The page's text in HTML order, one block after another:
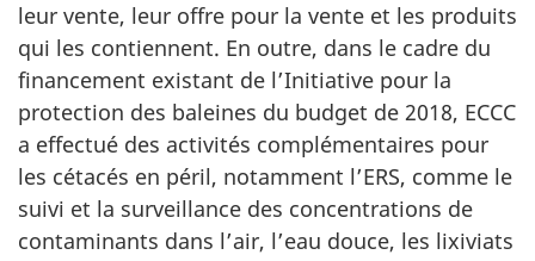
leur vente, leur offre pour la vente et les produits
qui les contiennent. En outre, dans le cadre du
financement existant de l’Initiative pour la
protection des baleines du budget de 2018, ECCC
a effectué des activités complémentaires pour
les cétacés en péril, notamment l’ERS, comme le
suivi et la surveillance des concentrations de
contaminants dans l’air, l’eau douce, les lixiviats